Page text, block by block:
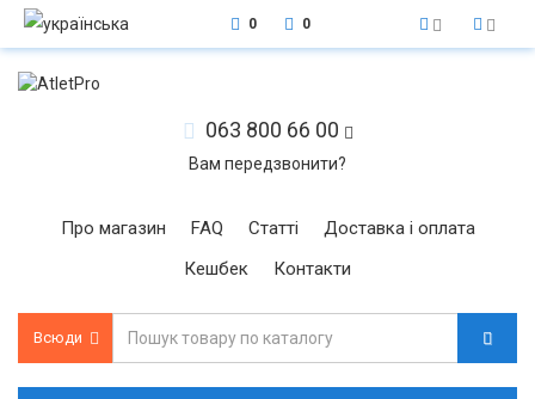
0 0
063 800 66 00
Вам передзвонити?
Про магазин FAQ Статті
Доставка і оплата
Кешбек
Контакти
Всюди